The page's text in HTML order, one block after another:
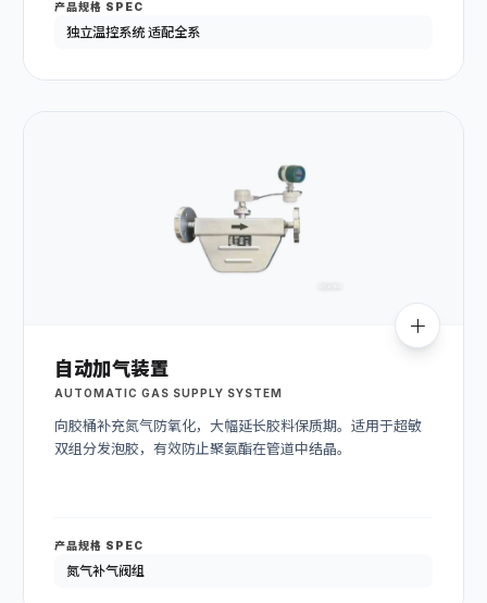
产品规格 SPEC
独立温控系统 适配全系
自动加气装置
AUTOMATIC GAS SUPPLY SYSTEM
向胶桶补充氮气防氧化，大幅延长胶料保质期。适用于超敏
双组分发泡胶，有效防止聚氨酯在管道中结晶。
产品规格 SPEC
氮气补气阀组